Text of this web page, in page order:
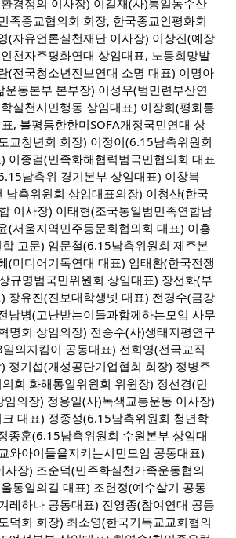
경정의 이사장) 이길재(사)통일농수산
족종교협의회 회장, 한국종교인평화회
(자유언론실천재단 이사장) 이상진(예장
천자주평화연대 상임대표, 노동희망발
(전국청소년진보연대 소명 대표) 이명아
운동본부 본부장) 이성우(범민련부산연
실천시민행동 상임대표) 이장희(평화통
, 불평등한한미SOFA개정국민연대 상
교청년회 회장) 이정이(6.15남측위원회
이종걸(민족화해협력범국민협의회 대표
남측위 경기본부 상임대표) 이창복
남측위원회 상임대표의장) 이청산(한국
이사장) 이태형(조국통일범민족연합남
(서울지역민주동문회협의회 대표) 이흥
고문) 임문철(6.15남측위원회 제주본
(미디어기독연대 대표) 임태환(한국전쟁
규명범국민위원회 상임대표) 장선화(부
장유진(진보대학생넷 대표) 전경수(금강
남병(고난받는이들과함께하는모임 사무
명회 상임의장) 전승수(사)생태지평연구
의지킴이 공동대표) 전희영(전국교직
정기섭(개성공단기업협회 회장) 정병주
회 화해통일위원회 위원장) 정선경(민
의장) 정용일(사)녹색교통운동 이사장)
대표) 정종성(6.15남측위원회 청년학
종훈(6.15남측위원회 수원본부 상임대
와아이들을지키는시민모임 공동대표)
사장) 조순덕(민주화실천가족운동협의
통일의길 대표) 조헌정(예수살기 공동
레하나 공동대표) 진영종(참여연대 공동
덕회 회장) 최소영(한국기독교교회협의